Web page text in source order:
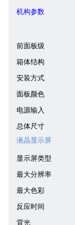
机构参数
前面板级
箱体结构
安装方式
面板颜色
电源输入
总体尺寸
液晶显示屏
显示屏类型
最大分辨率
最大色彩
反应时间
背光